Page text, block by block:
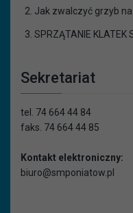
Jak zwalczyć grzyb
SPRZĄTANIE KLATEK
Sekretariat
tel. 74 664 44 84
faks. 74 664 44 85
Kontakt elektroniczny:
biuro@smponiatow.pl